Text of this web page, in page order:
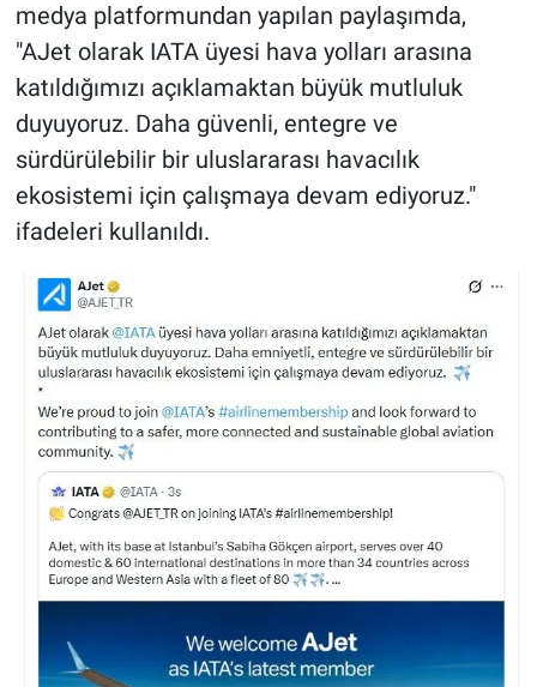
medya platformundan yapılan paylaşımda,
"AJet olarak IATA üyesi hava yolları arasına
katıldığımızı açıklamaktan büyük mutluluk
duyuyoruz. Daha güvenli, entegre ve
sürdürülebilir bir uluslararası havacılık
ekosistemi için çalışmaya devam ediyoruz."
ifadeleri kullanıldı.